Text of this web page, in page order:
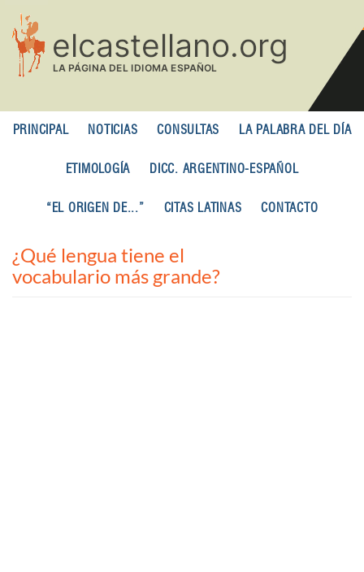
contenido
principal
PRINCIPAL NOTICIAS CONSULTAS LA PALABRA DEL DÍA
ETIMOLOGÍA DICC. ARGENTINO-ESPAÑOL
“EL ORIGEN DE...” CITAS LATINAS CONTACTO
¿Qué lengua tiene el
vocabulario más grande?